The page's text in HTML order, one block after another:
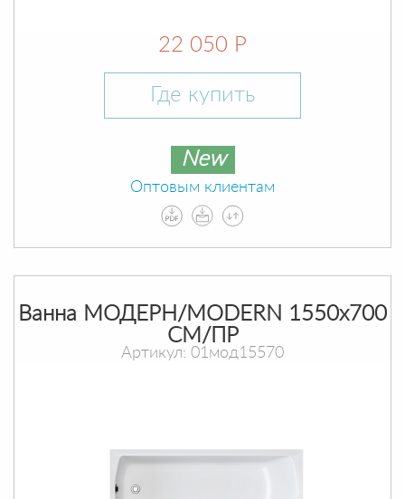
22 050 Р
Где купить
New
Оптовым клиентам
Ванна МОДЕРН/MODERN 1550х700
СМ/ПР
Артикул: 01мод15570